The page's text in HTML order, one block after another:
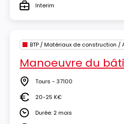
TypeInterim
Manoeuvre du
Lieu Tours - 37100
Salaire20-25 K€
DuréeDurée: 2 mois